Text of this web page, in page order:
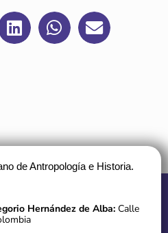
de Antropología e Historia.
Hernández de Alba: Calle